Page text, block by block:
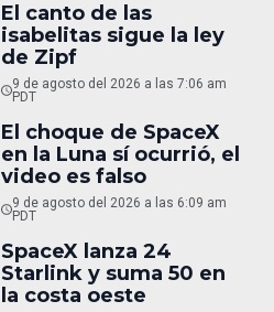
El canto de las
isabelitas sigue la ley
de Zipf
9 de agosto del 2026 a las 7:06 am
PDT
El choque de SpaceX
en la Luna sí ocurrió, el
video es falso
9 de agosto del 2026 a las 6:09 am
PDT
SpaceX lanza 24
Starlink y suma 50 en
la costa oeste